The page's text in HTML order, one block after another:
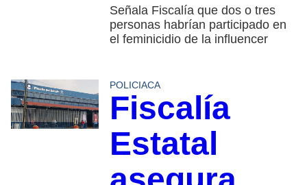
Señala Fiscalía que dos o tres
personas habrían participado en
el feminicidio de la influencer
POLICIACA
Fiscalía
Estatal